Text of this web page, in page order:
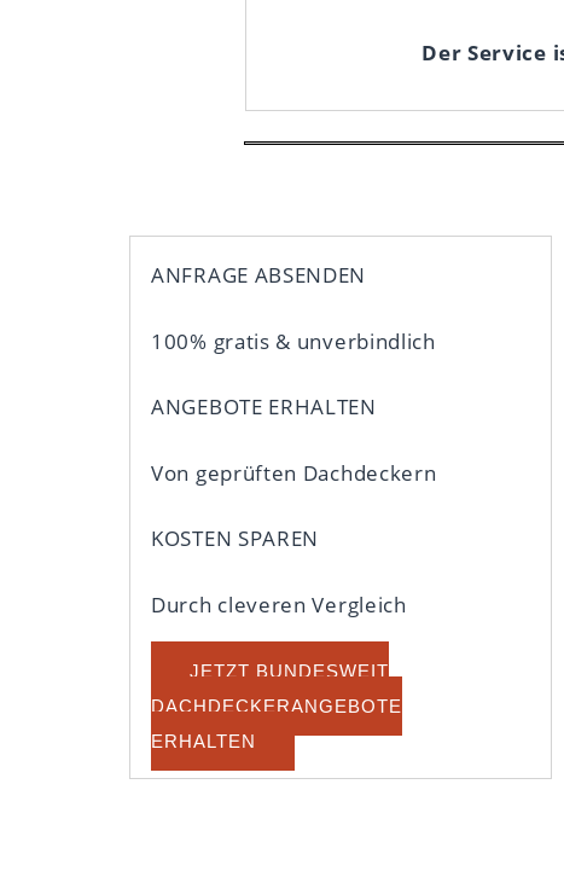
Der Service
ANFRAGE ABSENDEN
100% gratis & unverbindlich
ANGEBOTE ERHALTEN
Von geprüften Dachdeckern
KOSTEN SPAREN
Durch cleveren Vergleich
JETZT BUNDESWEIT
DACHDECKERANGEBOTE
ERHALTEN